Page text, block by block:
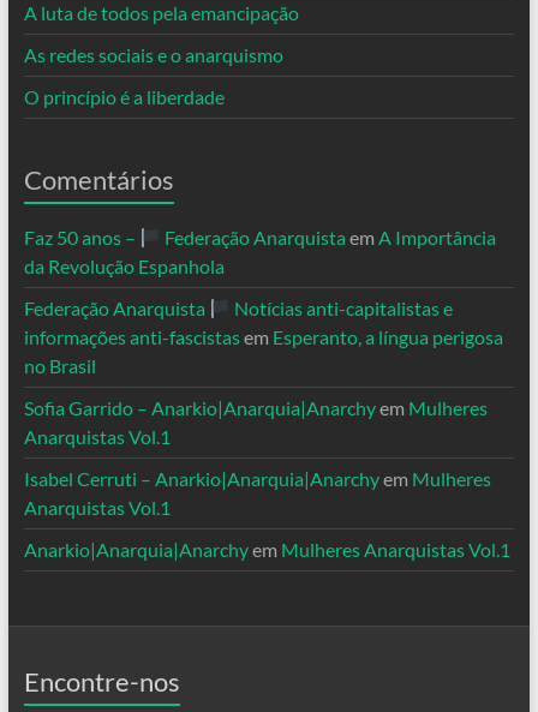
A luta de todos pela emancipação
As redes sociais e o anarquismo
O princípio é a liberdade
Comentários
Faz 50 anos – Federação Anarquista em A Importância
da Revolução Espanhola
Federação Anarquista
Notícias anti-capitalistas e
informações anti-fascistasem Esperanto, a língua perigosa
no Brasil
Sofia Garrido – Anarkio|Anarquia|Anarchyem Mulheres
Anarquistas Vol.1
Isabel Cerruti – Anarkio|Anarquia|Anarchyem Mulheres
Anarquistas Vol.1
Anarkio|Anarquia|Anarchyem Mulheres Anarquistas Vol.1
Encontre-nos